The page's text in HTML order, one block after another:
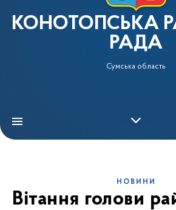
КОНОТОПСЬКА
РАДА
Сумська область
НОВИНИ
Вітання голови